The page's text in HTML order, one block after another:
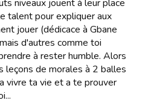
niveaux jouent à leur place
talent pour expliquer aux
jouer (dédicace à Gbane
d'autres comme toi
à rester humble. Alors
leçons de morales à 2 balles
vivre ta vie et a te prouver